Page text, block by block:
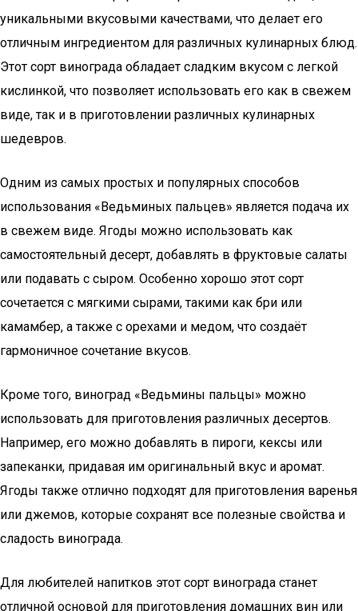
уникальными вкусовыми качествами, что делает его
отличным ингредиентом для различных кулинарных блюд.
Этот сорт винограда обладает сладким вкусом с легкой
кислинкой, что позволяет использовать его как в свежем
виде, так и в приготовлении различных кулинарных
шедевров.
Одним из самых простых и популярных способов
использования «Ведьминых пальцев» является подача их
в свежем виде. Ягоды можно использовать как
самостоятельный десерт, добавлять в фруктовые салаты
или подавать с сыром. Особенно хорошо этот сорт
сочетается с мягкими сырами, такими как бри или
камамбер, а также с орехами и медом, что создаёт
гармоничное сочетание вкусов.
Кроме того, виноград «Ведьмины пальцы» можно
использовать для приготовления различных десертов.
Например, его можно добавлять в пироги, кексы или
запеканки, придавая им оригинальный вкус и аромат.
Ягоды также отлично подходят для приготовления варенья
или джемов, которые сохранят все полезные свойства и
сладость винограда.
Для любителей напитков этот сорт винограда станет
отличной основой для приготовления домашних вин или